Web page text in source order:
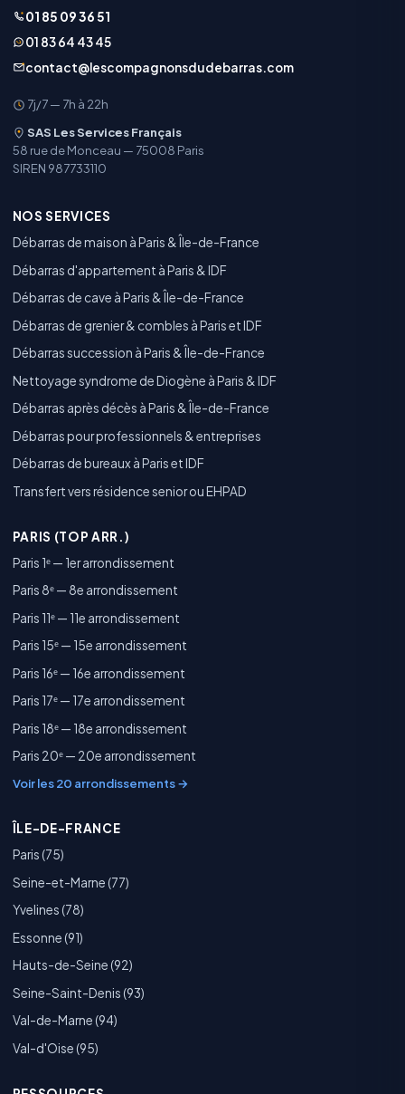
01 85 09 36 51
01 83 64 43 45
contact@lescompagnonsdudebarras.com
7j/7 — 7h à 22h
SAS Les Services Français
58 rue de Monceau — 75008 Paris
SIREN 987733110
NOS SERVICES
Débarras de maison à Paris & Île-de-France
Débarras d'appartement à Paris & IDF
Débarras de cave à Paris & Île-de-France
Débarras de grenier & combles à Paris et IDF
Débarras succession à Paris & Île-de-France
Nettoyage syndrome de Diogène à Paris & IDF
Débarras après décès à Paris & Île-de-France
Débarras pour professionnels & entreprises
Débarras de bureaux à Paris et IDF
Transfert vers résidence senior ou EHPAD
PARIS (TOP ARR.)
Paris 1ᵉ — 1er arrondissement
Paris 8ᵉ — 8e arrondissement
Paris 11ᵉ — 11e arrondissement
Paris 15ᵉ — 15e arrondissement
Paris 16ᵉ — 16e arrondissement
Paris 17ᵉ — 17e arrondissement
Paris 18ᵉ — 18e arrondissement
Paris 20ᵉ — 20e arrondissement
Voir les 20 arrondissements →
ÎLE-DE-FRANCE
Paris (75)
Seine-et-Marne (77)
Yvelines (78)
Essonne (91)
Hauts-de-Seine (92)
Seine-Saint-Denis (93)
Val-de-Marne (94)
Val-d'Oise (95)